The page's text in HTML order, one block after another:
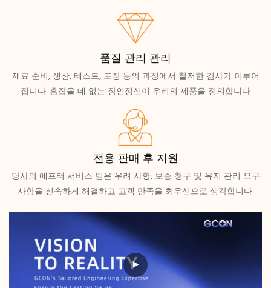
품질 관리 관리
재료 준비, 생산, 테스트, 포장 등의 과정에서 철저한 검사가 이루어
집니다. 흠잡을 데 없는 장인정신이 우리의 제품을 정의합니다
전용 판매 후 지원
당사의 애프터 서비스 팀은 우려 사항, 보증 청구 및 유지 관리 요구
사항을 신속하게 해결하고 고객 만족을 최우선으로 생각합니다.